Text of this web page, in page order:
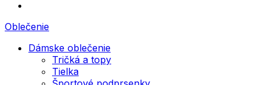
Oblečenie
Dámske oblečenie
Tričká a topy
Tielka